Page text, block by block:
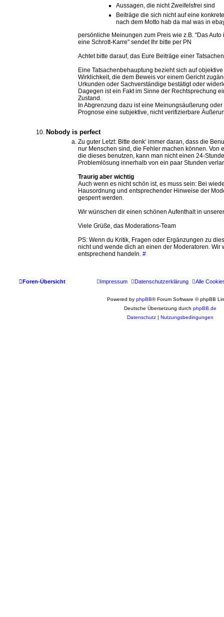
Aussagen, die nicht Zweifelsfrei sind
Beiträge die sich nicht auf eine
nach dem Motto hab da mal was in
persönliche Meinungen zum Preis wie z.B. "Das Auto
eine Schrott-Karre" sendet Ihr bitte per PN
Achtet bitte darauf, das Eure Beiträge einer
Eine Tatsachenbehauptung bezieht sich auf
Wirklichkeit, die dem Beweis vor einem Gericht
Urkunden oder Sachverständige bestätigt oder
Dagegen ist ein Fakt im Sinne der Rechtsprechung
Zustand.
In Abgrenzung dazu ist eine Meinungsäußerung
Prognose eine subjektive, nicht verifizierbare
Nobody is perfect
Zu guter Letzt: Bitte denk‘ immer daran, dass die
nur Menschen sind, die Fehler machen können. Von
die dieses benutzen, kann man nicht einen 24-
Problemlösung innerhalb von ein paar Stunden
Traurig aber wichtig
Auch wenn es nicht schön ist, es muss sein: Bei
Hausordnung und entsprechender Hinweise der
gesperrt werden.
Wir wünschen dir einen schönen Aufenthalt in
Viele Grüße, das Moderations-Team
PS: Wenn du Kritik, Fragen oder Ergänzungen zu
nicht und wende dich an einen der Moderatoren. Wir
entsprechend handeln. #
Foren-Übersicht Alle
Datenschutzerklärung
Impressum
Powered by phpBB® Forum Software © phpBB
Deutsche Übersetzung durch phpBB.de
Datenschutz | Nutzungsbedingungen